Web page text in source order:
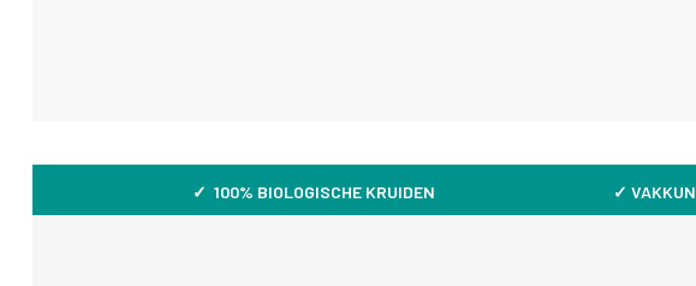
✓ 100% BIOLOGISCHE KRUIDEN ✓